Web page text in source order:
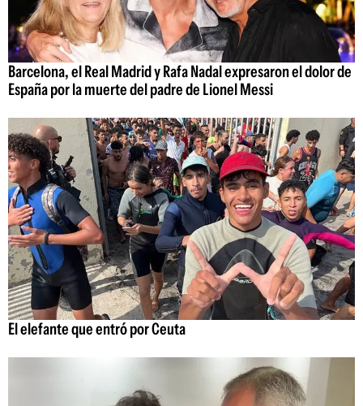
Barcelona, el Real Madrid y Rafa Nadal expresaron el dolor de
España por la muerte del padre de Lionel Messi
El elefante que entró por Ceuta